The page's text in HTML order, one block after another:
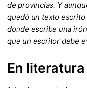
de provincias. Y
quedó un texto
donde escribe una
que un escritor debe
En